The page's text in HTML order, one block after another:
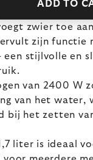
ADD TO
zwier toe
zijn functie
stijlvolle en
van 2400 W
van het water,
bij het zetten
liter is ideaal